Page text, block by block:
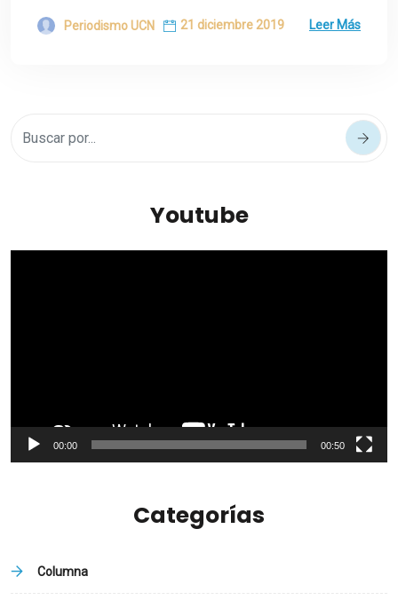
Periodismo UCN 21 diciembre 2019 Leer Más
Youtube
00:00 00:50
Categorías
Columna